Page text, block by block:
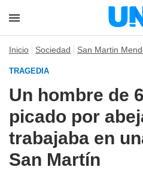
Inicio Sociedad San Martin
TRAGEDIA
Un hombre de
picado por
trabajaba en
San Martín